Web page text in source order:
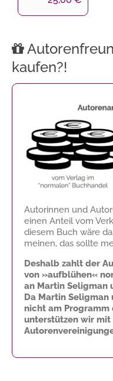
kaufen?!
Autorinnen und
einen Anteil vom
diesem Buch wäre
meinen, das sollte
Deshalb zahlt der
von »aufblühen«
an Martin Seligman
Da Martin Seligman
nicht am
unterstützen wir mit